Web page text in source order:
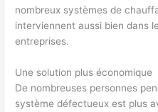
nombreux systèmes de
interviennent aussi bien dans
entreprises.
Une solution plus économique
De nombreuses personnes
système défectueux est plus